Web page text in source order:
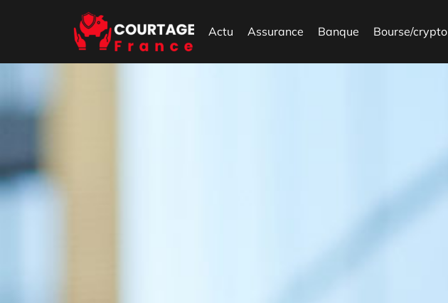
Actu Assurance Banque Bourse/crypto